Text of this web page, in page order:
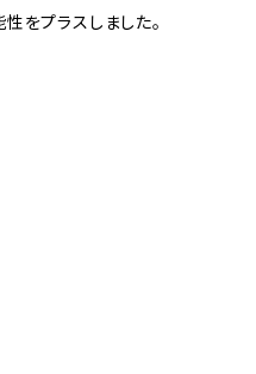
をプラスしました。